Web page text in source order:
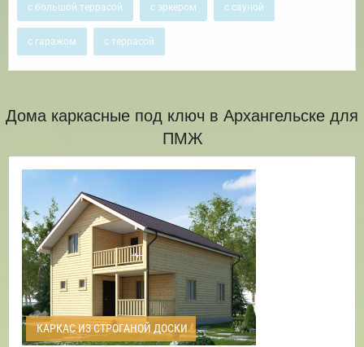
с большой террасой с эркером с сауной
с гаражом с террасой
Дома каркасные под ключ в Архангельске для
ПМЖ
КАРКАС ИЗ СТРОГАНОЙ ДОСКИ